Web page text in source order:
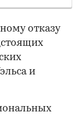
отказу
и